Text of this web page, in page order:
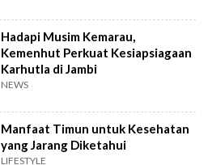
Hadapi Musim Kemarau,
Kemenhut Perkuat Kesiapsiagaan
Karhutla di Jambi
NEWS
Manfaat Timun untuk Kesehatan
yang Jarang Diketahui
LIFESTYLE